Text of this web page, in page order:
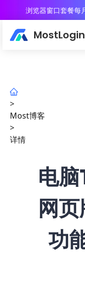
浏览器窗口套餐每
MostLogin
>
Most博客
>
详情
电
网
功